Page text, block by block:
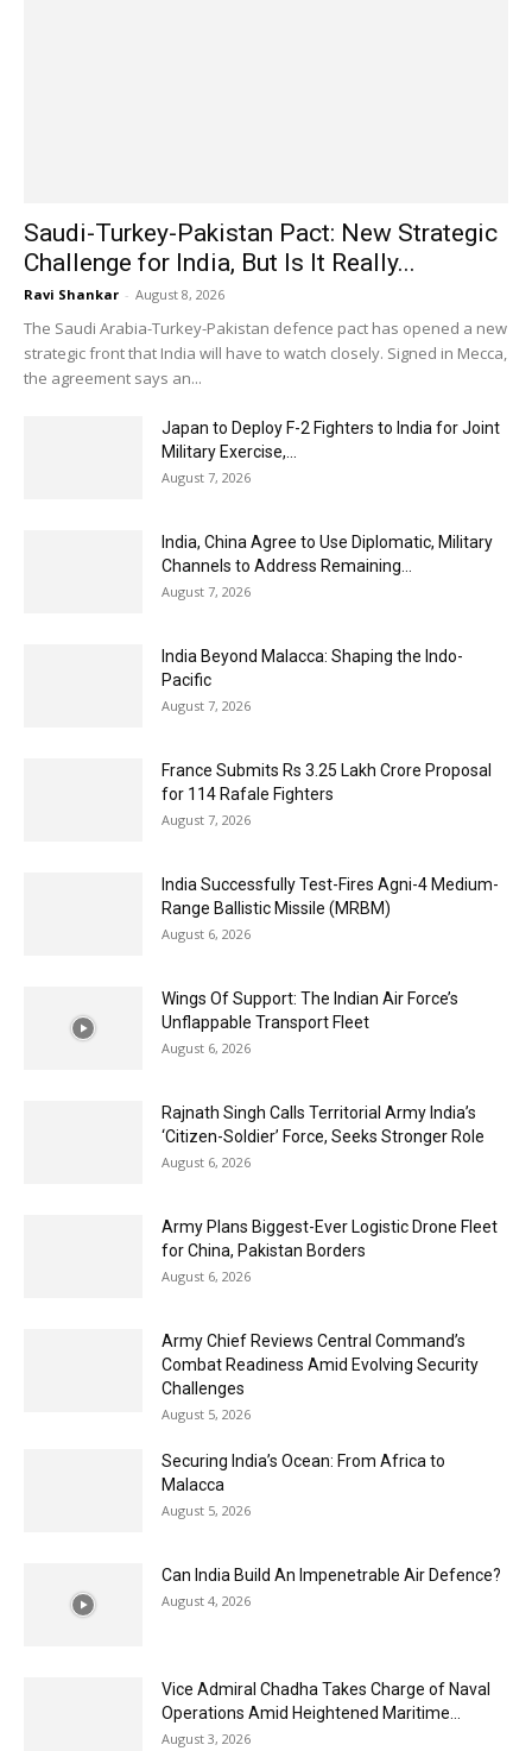
Saudi-Turkey-Pakistan Pact: New Strategic
Challenge for India, But Is It Really...
Ravi Shankar - August 8, 2026
The Saudi Arabia-Turkey-Pakistan defence pact has opened a new
strategic front that India will have to watch closely. Signed in Mecca,
the agreement says an...
Japan to Deploy F-2 Fighters to India for Joint
Military Exercise,...
August 7, 2026
India, China Agree to Use Diplomatic, Military
Channels to Address Remaining...
August 7, 2026
India Beyond Malacca: Shaping the Indo-
Pacific
August 7, 2026
France Submits Rs 3.25 Lakh Crore Proposal
for 114 Rafale Fighters
August 7, 2026
India Successfully Test-Fires Agni-4 Medium-
Range Ballistic Missile (MRBM)
August 6, 2026
Wings Of Support: The Indian Air Force’s
Unflappable Transport Fleet
August 6, 2026
Rajnath Singh Calls Territorial Army India’s
‘Citizen-Soldier’ Force, Seeks Stronger Role
August 6, 2026
Army Plans Biggest-Ever Logistic Drone Fleet
for China, Pakistan Borders
August 6, 2026
Army Chief Reviews Central Command’s
Combat Readiness Amid Evolving Security
Challenges
August 5, 2026
Securing India’s Ocean: From Africa to
Malacca
August 5, 2026
Can India Build An Impenetrable Air Defence?
August 4, 2026
Vice Admiral Chadha Takes Charge of Naval
Operations Amid Heightened Maritime...
August 3, 2026